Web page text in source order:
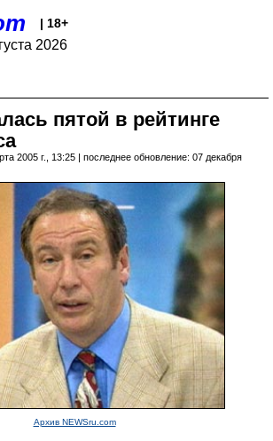
| 18+
2026
пятой в рейтинге
2005 г., 13:25 | последнее обновление: 07 декабря
Архив NEWSru.com